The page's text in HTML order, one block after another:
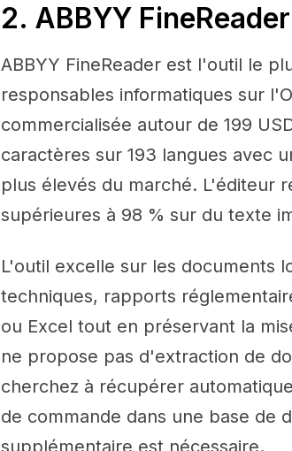
2. ABBYY FineReader
ABBYY FineReader est l'outil le
responsables informatiques sur
commercialisée autour de 199
caractères sur 193 langues avec
plus élevés du marché. L'éditeur
supérieures à 98 % sur du texte
L'outil excelle sur les documents
techniques, rapports
ou Excel tout en préservant la
ne propose pas d'extraction de
cherchez à récupérer
de commande dans une base de
supplémentaire est nécessaire.